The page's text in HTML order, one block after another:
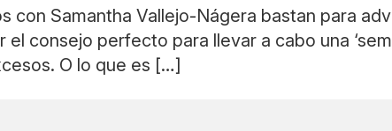
con Samantha Vallejo-Nágera bastan para
consejo perfecto para llevar a cabo una
O lo que es […]